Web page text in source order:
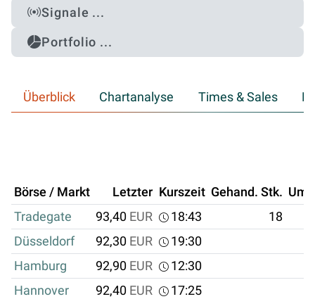
Signale ...
Portfolio ...
Überblick Chartanalyse Times & Sales
Börse / Markt Letzter Kurszeit Gehand. Stk.
Tradegate
93,40 EUR 18:43 18
Düsseldorf
92,30 EUR
19:30
Hamburg
92,90 EUR
12:30
Hannover
92,40 EUR
17:25